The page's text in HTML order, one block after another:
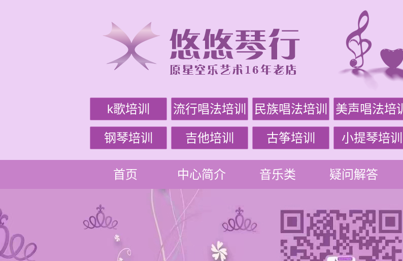
k歌培训 流行唱法培训 民族唱法培训 美声唱法培训
钢琴培训 吉他培训 古筝培训 小提琴培训
首页 中心简介 音乐类 疑问解答